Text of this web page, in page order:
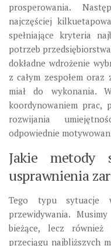
prosperowania.
najczęściej
spełniające kryteria
potrzeb
dokładne wdrożenie
z całym zespołem
miał do wykonania.
koordynowaniem prac,
rozwijania
odpowiednie
Jakie metody
usprawnienia
Tego typu sytuacje
przewidywania.
bieżące, lecz
przeciągu najbliższych